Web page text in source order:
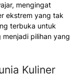
mengingat
ekstrem yang tak
terbuka untuk
pilihan yang
Kuliner